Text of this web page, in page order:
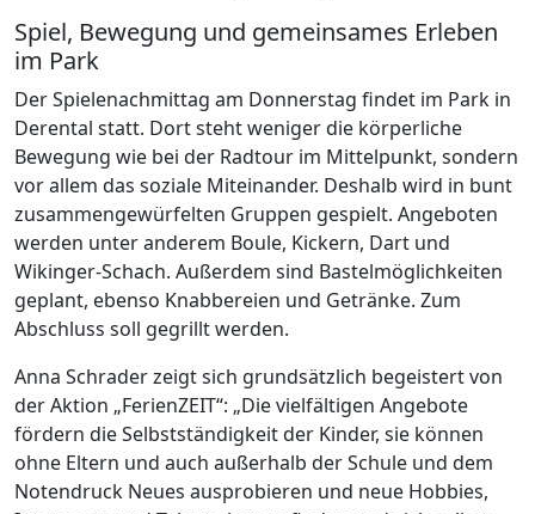
Spiel, Bewegung und gemeinsames Erleben
im Park
Der Spielenachmittag am Donnerstag findet im Park in
Derental statt. Dort steht weniger die körperliche
Bewegung wie bei der Radtour im Mittelpunkt, sondern
vor allem das soziale Miteinander. Deshalb wird in bunt
zusammengewürfelten Gruppen gespielt. Angeboten
werden unter anderem Boule, Kickern, Dart und
Wikinger-Schach. Außerdem sind Bastelmöglichkeiten
geplant, ebenso Knabbereien und Getränke. Zum
Abschluss soll gegrillt werden.
Anna Schrader zeigt sich grundsätzlich begeistert von
der Aktion „FerienZEIT“: „Die vielfältigen Angebote
fördern die Selbstständigkeit der Kinder, sie können
ohne Eltern und auch außerhalb der Schule und dem
Notendruck Neues ausprobieren und neue Hobbies,